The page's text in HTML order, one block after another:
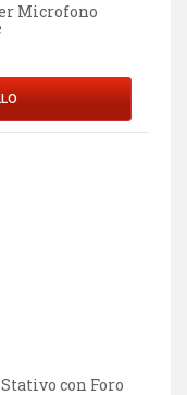
Microfono
con Foro